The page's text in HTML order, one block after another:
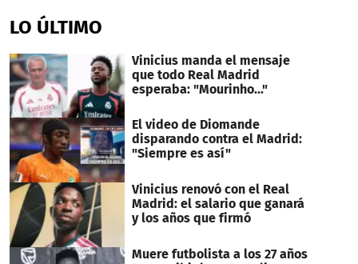
of
43
LO ÚLTIMO
Vinicius manda el mensaje
que todo Real Madrid
esperaba: "Mourinho..."
El video de Diomande
disparando contra el Madrid:
"Siempre es así"
Vinicius renovó con el Real
Madrid: el salario que ganará
y los años que firmó
Muere futbolista a los 27 años